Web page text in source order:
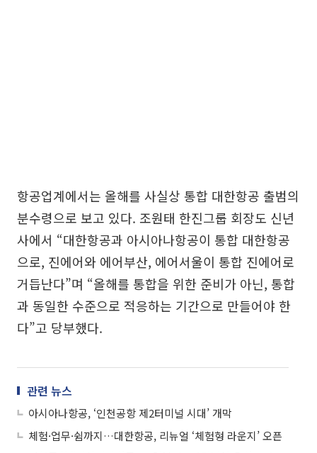
항공업계에서는 올해를 사실상 통합 대한항공 출범의
분수령으로 보고 있다. 조원태 한진그룹 회장도 신년
사에서 “대한항공과 아시아나항공이 통합 대한항공
으로, 진에어와 에어부산, 에어서울이 통합 진에어로
거듭난다”며 “올해를 통합을 위한 준비가 아닌, 통합
과 동일한 수준으로 적응하는 기간으로 만들어야 한
다”고 당부했다.
관련 뉴스
아시아나항공, ‘인천공항 제2터미널 시대’ 개막
체험·업무·쉼까지…대한항공, 리뉴얼 ‘체험형 라운지’ 오픈